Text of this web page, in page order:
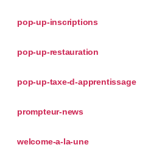
pop-up-inscriptions
pop-up-restauration
pop-up-taxe-d-apprentissage
prompteur-news
welcome-a-la-une